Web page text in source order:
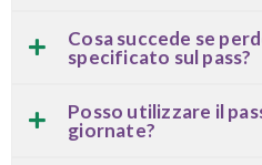
Cosa succede se
specificato sul pass?
Posso utilizzare il
giornate?